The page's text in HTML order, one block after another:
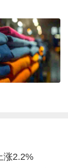
涨2.2%